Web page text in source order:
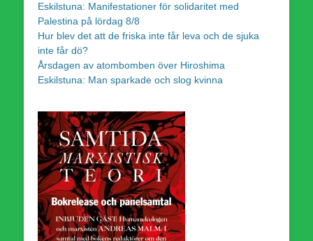
Eskilstuna: Manifestationer för solidaritet med
Palestina på lördag 8/8
Hur blev det att de friska inte får leva och de sjuka
inte får dö?
Årsdagen av atombomben över Hiroshima
Eskilstuna: Man sparkade och slog kvinna